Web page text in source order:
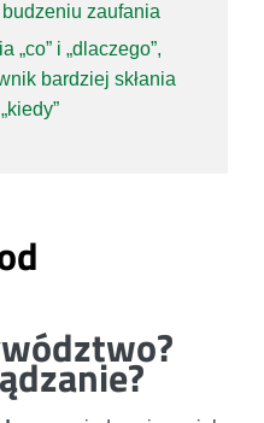
zaufania
„co” i „dlaczego”,
bardziej skłania